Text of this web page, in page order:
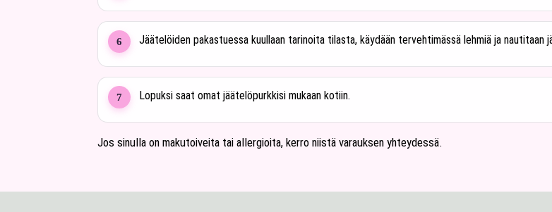
6 Jäätelöiden pakastuessa kuullaan tarinoita tilasta, käydään tervehtimässä lehmiä ja nautitaan
7 Lopuksi saat omat jäätelöpurkkisi mukaan kotiin.
Jos sinulla on makutoiveita tai allergioita, kerro niistä varauksen yhteydessä.